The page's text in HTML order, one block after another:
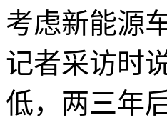
考虑新能源
记者采访时
低，两三年